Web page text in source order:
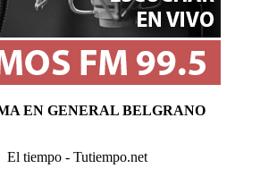
EN GENERAL BELGRANO
El tiempo - Tutiempo.net